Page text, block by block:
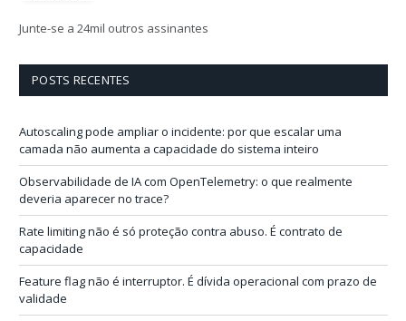
e
ç
i
l
Junte-se a 24mil outros assinantes
POSTS RECENTES
Autoscaling pode ampliar o incidente: por que escalar uma
camada não aumenta a capacidade do sistema inteiro
Observabilidade de IA com OpenTelemetry: o que realmente
deveria aparecer no trace?
Rate limiting não é só proteção contra abuso. É contrato de
capacidade
Feature flag não é interruptor. É dívida operacional com prazo de
validade